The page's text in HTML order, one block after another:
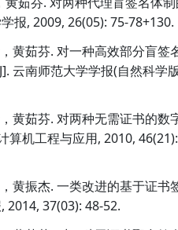
报, 2009, 26(05): 75-78+130.
黄茹芬. 对一种高效部分盲签
云南师范大学学报(自然科学
黄茹芬. 对两种无需证书的数
算机工程与应用, 2010, 46(21):
黄振杰. 一类改进的基于证书
2014, 37(03): 48-52.